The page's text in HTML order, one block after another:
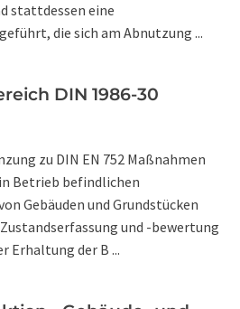
stattdessen eine
die sich am Abnutzung ...
DIN 1986-30
zu DIN EN 752 Maßnahmen
Betrieb befindlichen
Gebäuden und Grundstücken
und -bewertung
Erhaltung der B ...